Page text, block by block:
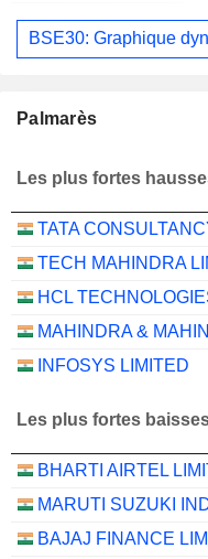
BSE30: Graphique
Palmarès
Les plus fortes
TECH MAHINDRA
INFOSYS LIMITED
Les plus fortes
BHARTI AIRTEL
MARUTI SUZUKI
BAJAJ FINANCE